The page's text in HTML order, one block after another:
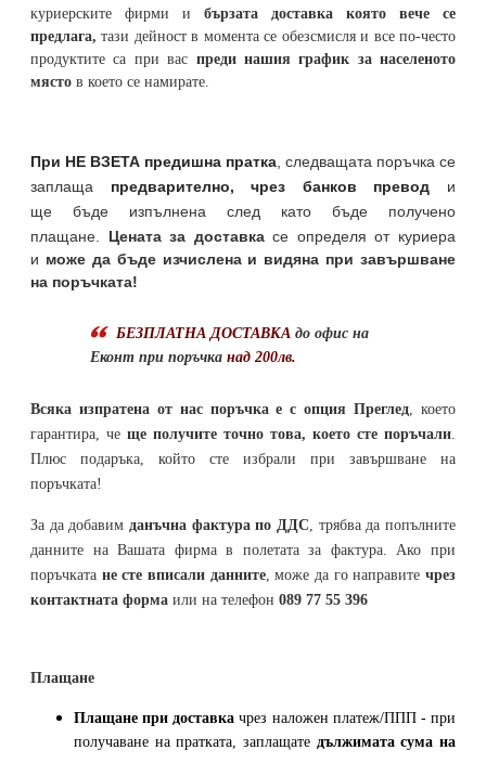
куриерските фирми и бързата доставка която вече се
предлага, тази дейност в момента се обезсмисля и все по-често
продуктите са при вас преди нашия график за населеното
място в което се намирате.
При НЕ ВЗЕТА предишна пратка следващата поръчка се
заплаща предварително, чрез банков превод и
ще бъде изпълнена след като бъде получено
плащане. Цената за доставкасе определя от куриера
и може да бъде изчислена и видяна при завършване
на поръчката!
БЕЗПЛАТНА ДОСТАВКА до офис на
Еконт при поръчка над 200лв.
Всяка изпратена от нас поръчка е с опция Преглед, което
гарантира, че ще получите точно това, което сте поръчали.
Плюс подаръка, който сте избрали при завършване на
поръчката!
За да добавим данъчна фактура по ДДС, трябва да попълните
данните на Вашата фирма в полетата за фактура. Ако при
поръчката не сте вписали данните, може да го направитечрез
контактната форма или на телефон 089 77 55 396
Плащане
Плащане при доставка чрез наложен платеж/ППП - при
получаване на пратката, заплащате дължимата сума на